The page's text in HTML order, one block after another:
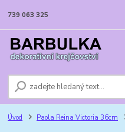
739 063 325
Úvod Paola Reina Victoria 36cm